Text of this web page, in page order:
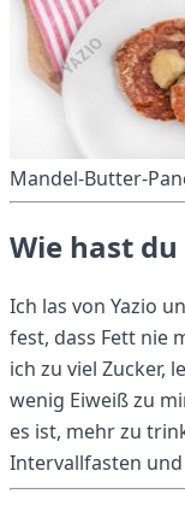
Mandel-Butter-
Wie hast
Ich las von Yazio
fest, dass Fett nie
ich zu viel Zucker,
wenig Eiweiß zu
es ist, mehr zu
Intervallfasten